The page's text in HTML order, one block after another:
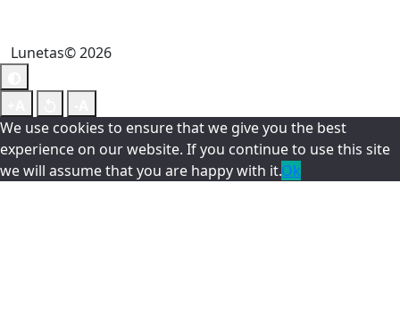
Lunetas© 2026
We use cookies to ensure that we give you the best
experience on our website. If you continue to use this site
we will assume that you are happy with it.Ok